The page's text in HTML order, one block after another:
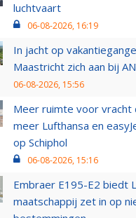
luchtvaart
06-08-2026, 16:19
In jacht op
Maastricht zich aan bij
06-08-2026, 15:56
Meer ruimte voor
meer Lufthansa en
op Schiphol
06-08-2026, 15:16
Embraer E195-E2 biedt
maatschappij zet in op